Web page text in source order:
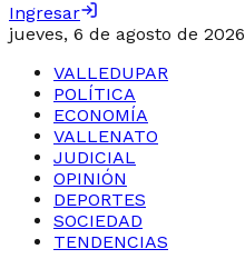
Ingresar
jueves, 6 de agosto de 2026
VALLEDUPAR
POLÍTICA
ECONOMÍA
VALLENATO
JUDICIAL
OPINIÓN
DEPORTES
SOCIEDAD
TENDENCIAS